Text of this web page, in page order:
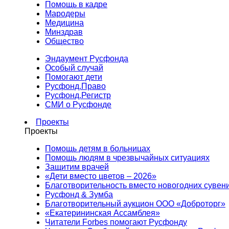
Помощь в кадре
Мародеры
Медицина
Минздрав
Общество
Эндаумент Русфонда
Особый случай
Помогают дети
Русфонд.Право
Русфонд.Регистр
СМИ о Русфонде
Проекты
Проекты
Помощь детям в больницах
Помощь людям в чрезвычайных ситуациях
Защитим врачей
«Дети вместо цветов – 2026»
Благотворительность вместо новогодних
Русфонд & Зумба
Благотворительный аукцион ООО «Доброторг»
«Екатерининская Ассамблея»
Читатели Forbes помогают Русфонду